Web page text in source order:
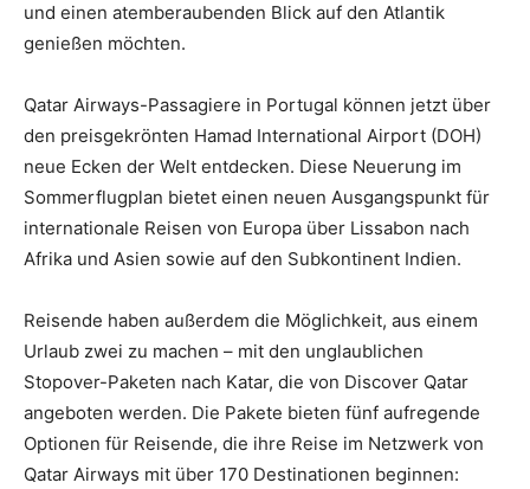
und einen atemberaubenden Blick auf den Atlantik
genießen möchten.
Qatar Airways-Passagiere in Portugal können jetzt über
den preisgekrönten Hamad International Airport (DOH)
neue Ecken der Welt entdecken. Diese Neuerung im
Sommerflugplan bietet einen neuen Ausgangspunkt für
internationale Reisen von Europa über Lissabon nach
Afrika und Asien sowie auf den Subkontinent Indien.
Reisende haben außerdem die Möglichkeit, aus einem
Urlaub zwei zu machen – mit den unglaublichen
Stopover-Paketen nach Katar, die von Discover Qatar
angeboten werden. Die Pakete bieten fünf aufregende
Optionen für Reisende, die ihre Reise im Netzwerk von
Qatar Airways mit über 170 Destinationen beginnen: